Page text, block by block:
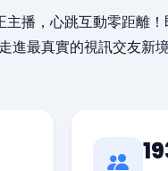
播，心跳互動零距離
進最真實的視訊交友新境